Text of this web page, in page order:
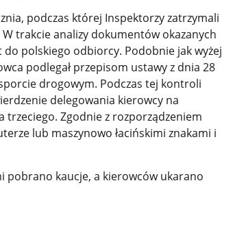
podczas której Inspektorzy zatrzymali
trakcie analizy dokumentów okazanych
polskiego odbiorcy. Podobnie jak wyżej
podlegał przepisom ustawy z dnia 28
drogowym. Podczas tej kontroli
delegowania kierowcy na
Zgodnie z rozporządzeniem
lub maszynowo łacińskimi znakami i
pobrano kaucje, a kierowców ukarano